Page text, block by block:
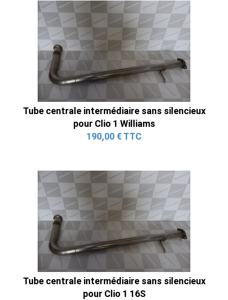
Tube centrale intermédiaire sans silencieux
pour Clio 1 Williams
190,00 € TTC
Tube centrale intermédiaire sans silencieux
pour Clio 1 16S